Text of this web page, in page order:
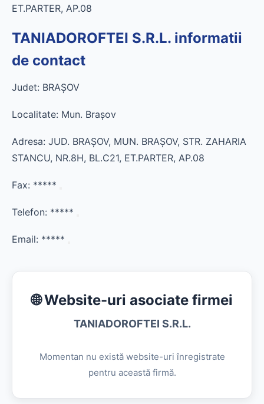
ET.PARTER, AP.08
TANIADOROFTEI S.R.L. informatii
de contact
Judet: BRAŞOV
Localitate: Mun. Braşov
Adresa: JUD. BRAŞOV, MUN. BRAŞOV, STR. ZAHARIA
STANCU, NR.8H, BL.C21, ET.PARTER, AP.08
Fax: *****
Telefon: *****
Email: *****
🌐 Website-uri asociate firmei
TANIADOROFTEI S.R.L.
Momentan nu există website-uri înregistrate
pentru această firmă.